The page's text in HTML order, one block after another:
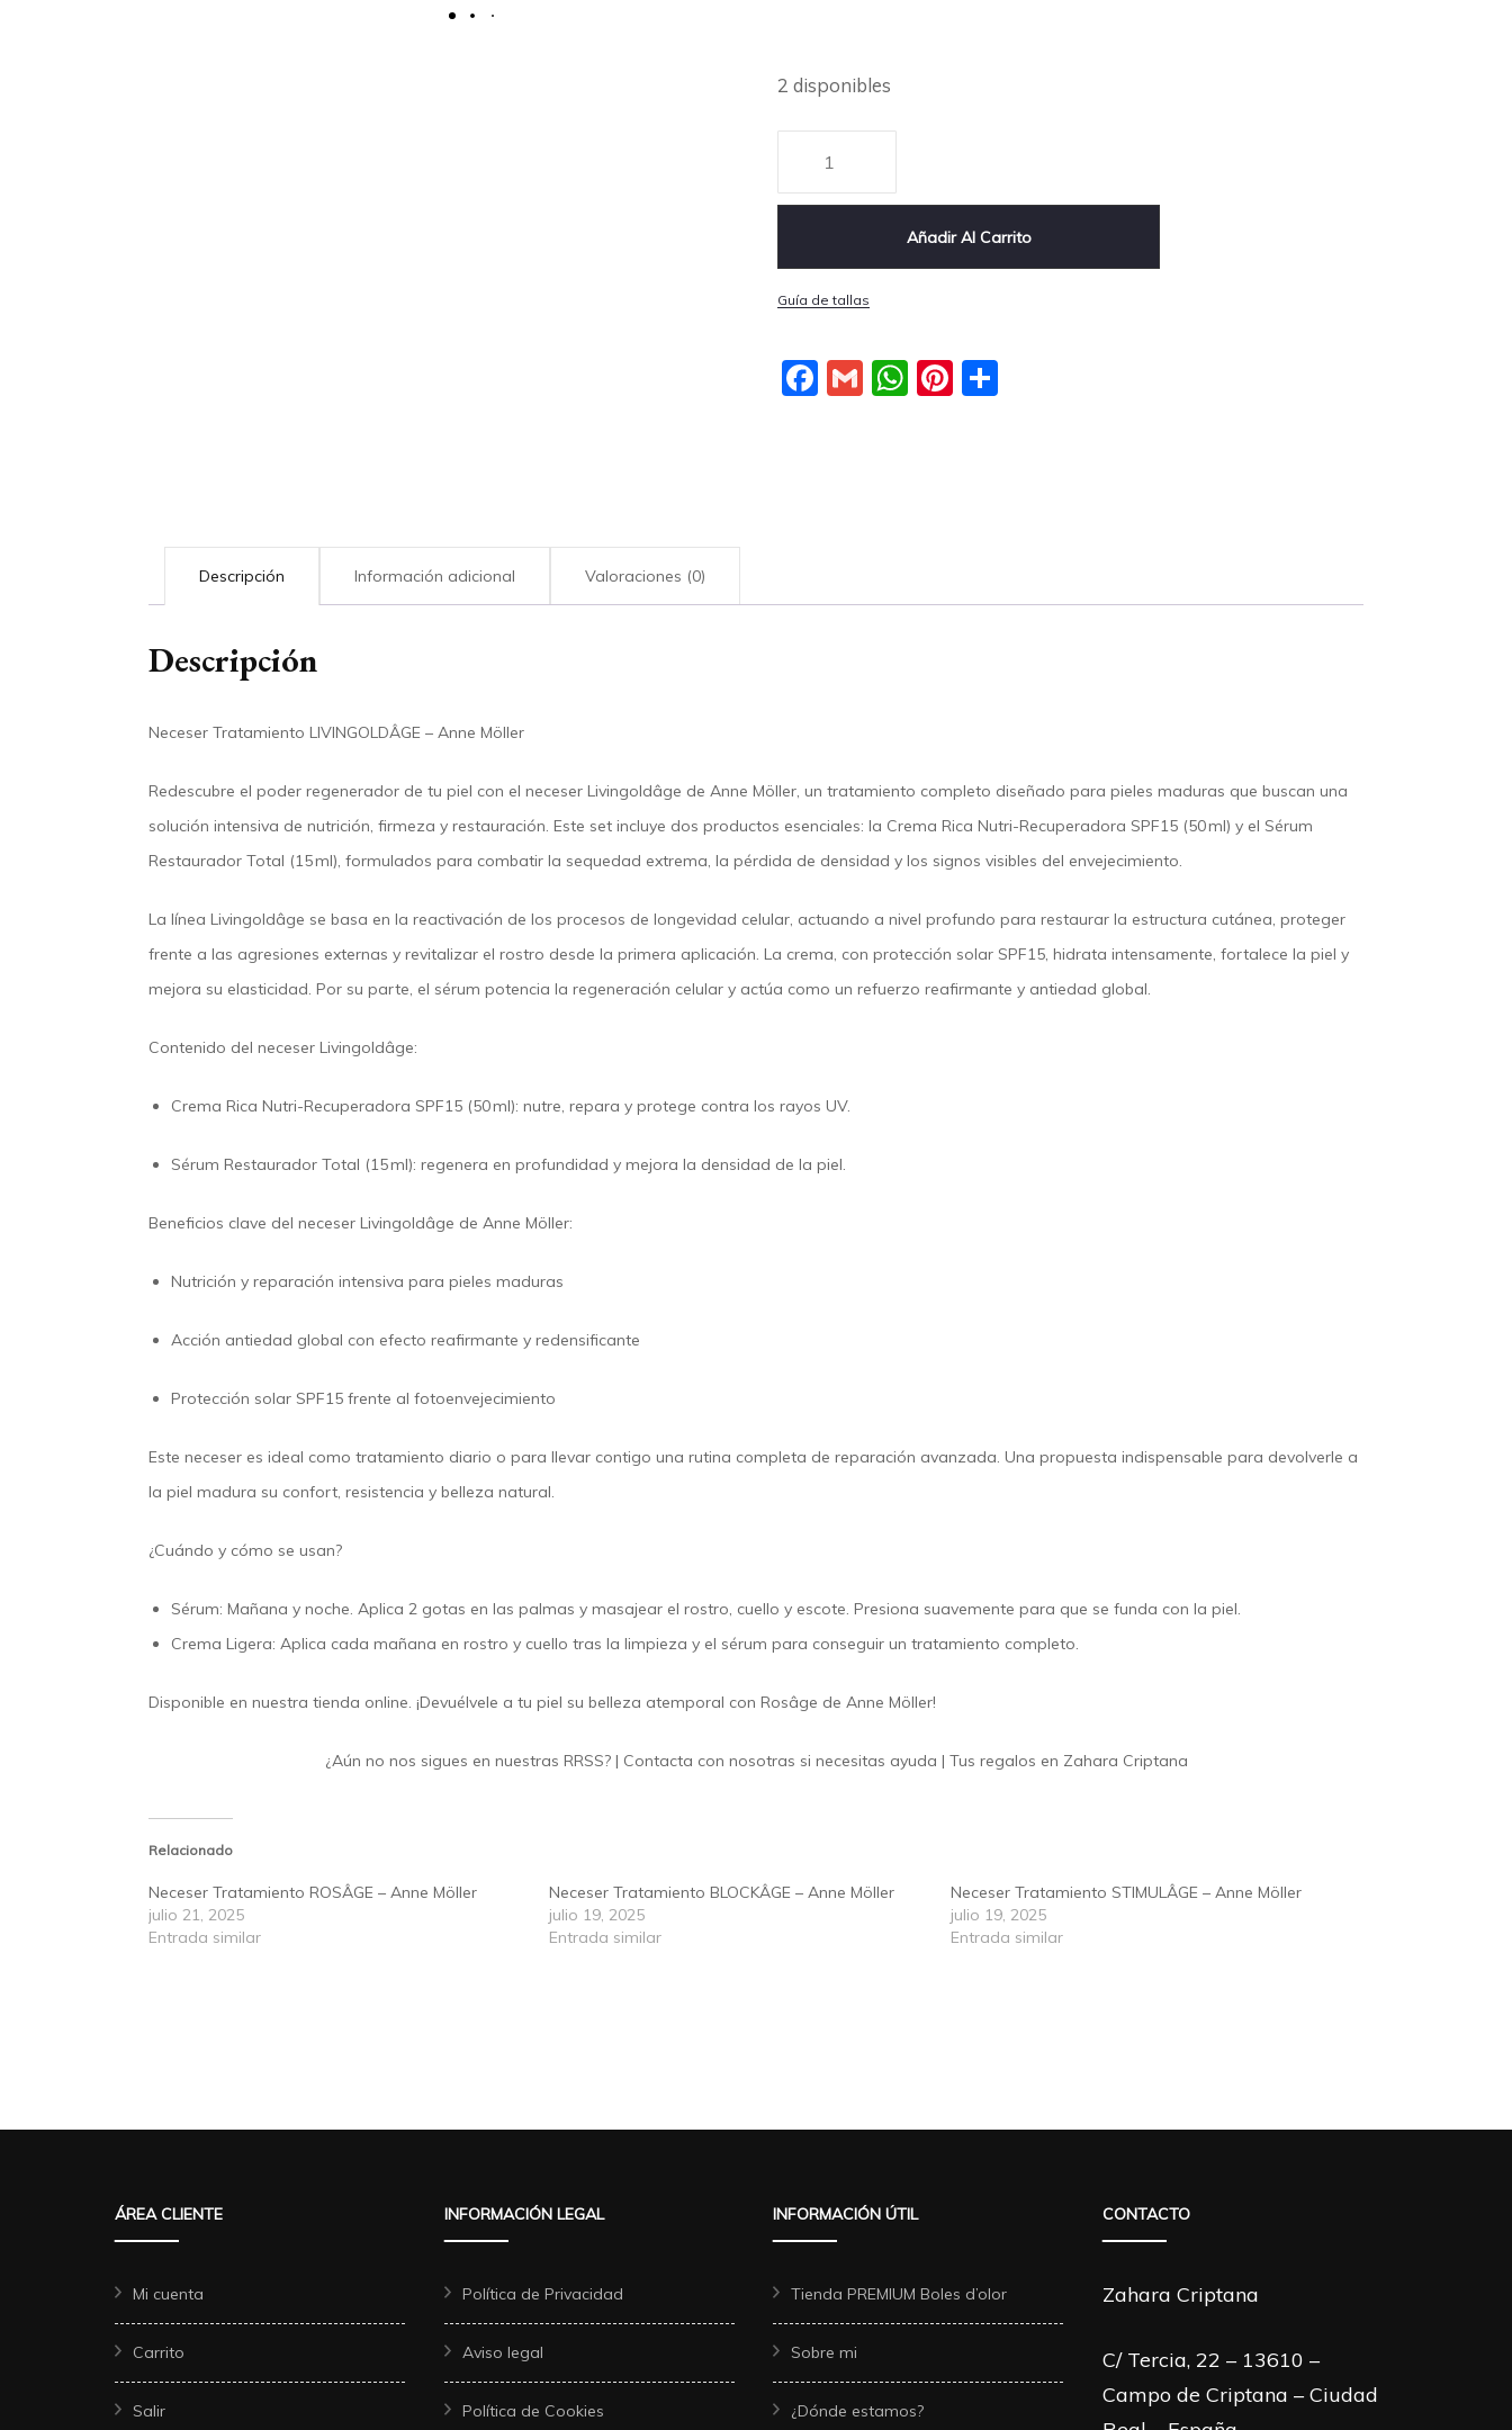
2 disponibles
Añadir Al Carrito
Guía de tallas
Facebook
GmailWhatsApp
Pinterest
Descripción Información adicional Valoraciones (0)
Descripción
Neceser Tratamiento LIVINGOLDÂGE – Anne Möller
Redescubre el poder regenerador de tu piel con el neceser Livingoldâge de Anne Möller, un tratamiento completo diseñado para pieles maduras que buscan una
solución intensiva de nutrición, firmeza y restauración. Este set incluye dos productos esenciales: la Crema Rica Nutri-Recuperadora SPF15 (50 ml) y el Sérum
Restaurador Total (15 ml), formulados para combatir la sequedad extrema, la pérdida de densidad y los signos visibles del envejecimiento.
La línea Livingoldâge se basa en la reactivación de los procesos de longevidad celular, actuando a nivel profundo para restaurar la estructura cutánea, proteger
frente a las agresiones externas y revitalizar el rostro desde la primera aplicación. La crema, con protección solar SPF15, hidrata intensamente, fortalece la piel y
mejora su elasticidad. Por su parte, el sérum potencia la regeneración celular y actúa como un refuerzo reafirmante y antiedad global.
Contenido del neceser Livingoldâge:
Crema Rica Nutri-Recuperadora SPF15 (50 ml): nutre, repara y protege contra los rayos UV.
Sérum Restaurador Total (15 ml): regenera en profundidad y mejora la densidad de la piel.
Beneficios clave del neceser Livingoldâge de Anne Möller:
Nutrición y reparación intensiva para pieles maduras
Acción antiedad global con efecto reafirmante y redensificante
Protección solar SPF15 frente al fotoenvejecimiento
Este neceser es ideal como tratamiento diario o para llevar contigo una rutina completa de reparación avanzada. Una propuesta indispensable para devolverle a
la piel madura su confort, resistencia y belleza natural.
¿Cuándo y cómo se usan?
Sérum: Mañana y noche. Aplica 2 gotas en las palmas y masajear el rostro, cuello y escote. Presiona suavemente para que se funda con la piel.
Crema Ligera: Aplica cada mañana en rostro y cuello tras la limpieza y el sérum para conseguir un tratamiento completo.
Disponible en nuestra tienda online. ¡Devuélvele a tu piel su belleza atemporal con Rosâge de Anne Möller!
¿Aún no nos sigues en nuestras RRSS? | Contacta con nosotras si necesitas ayuda | Tus regalos en Zahara Criptana
Relacionado
Neceser Tratamiento ROSÂGE – Anne Möller
julio 21, 2025
Entrada similar
Neceser Tratamiento BLOCKÂGE – Anne Möller
julio 19, 2025
Entrada similar
Neceser Tratamiento STIMULÂGE – Anne Möller
julio 19, 2025
Entrada similar
ÁREA CLIENTE
Mi cuenta
Carrito
Salir
INFORMACIÓN LEGAL
Política de Privacidad
Aviso legal
Política de Cookies
INFORMACIÓN ÚTIL
Tienda PREMIUM Boles d’olor
Sobre mi
¿Dónde estamos?
CONTACTO
Zahara Criptana
C/ Tercia, 22 – 13610 –
Campo de Criptana – Ciudad